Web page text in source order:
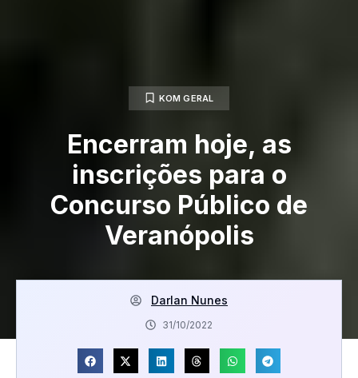
KOM GERAL
Encerram hoje, as
inscrições para o
Concurso Público de
Veranópolis
Darlan Nunes
31/10/2022